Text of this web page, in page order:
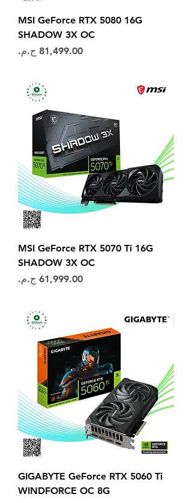
MSI GeForce RTX 5080 16G
SHADOW 3X OC
السعر
MSI GeForce RTX 5070 Ti 16G
SHADOW 3X OC
السعر
GIGABYTE GeForce RTX 5060 Ti
WINDFORCE OC 8G